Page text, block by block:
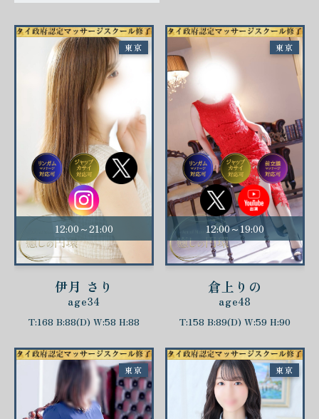
12:00～21:00
伊月 さり
age34
T:168 B:88(D) W:58 H:88
東京
12:00～19:00
倉上りの
age48
T:158 B:89(D) W:59 H:90
東京
東京 東京